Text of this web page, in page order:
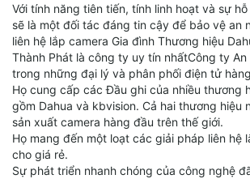
Với tính năng tiên tiến, tính linh hoạt và sự
sẽ là một đối tác đáng tin cậy để bảo vệ an
liên hệ lắp camera Gia đình Thương hiệu
Thành Phát là công ty uy tín nhấtCông ty An
trong những đại lý và phân phối điện tử
Họ cung cấp các Đầu ghi của nhiều thương
gồm Dahua và kbvision. Cả hai thương hiệu
sản xuất camera hàng đầu trên thế giới.
Họ mang đến một loạt các giải pháp liên hệ
cho giá rẻ.
Sự phát triển nhanh chóng của công nghệ